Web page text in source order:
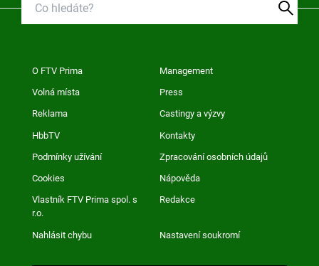
O FTV Prima Management
Volná místa Press
Reklama Castingy a výzvy
HbbTV Kontakty
Podmínky užívání Zpracování osobních údajů
Cookies Nápověda
Vlastník FTV Prima spol. s
r.o.
Redakce
Nahlásit chybu Nastavení soukromí